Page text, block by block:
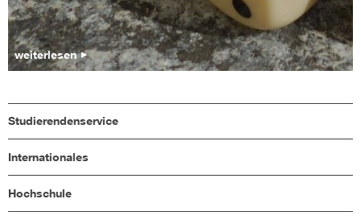
weiterlesen
Studierendenservice
Internationales
Hochschule